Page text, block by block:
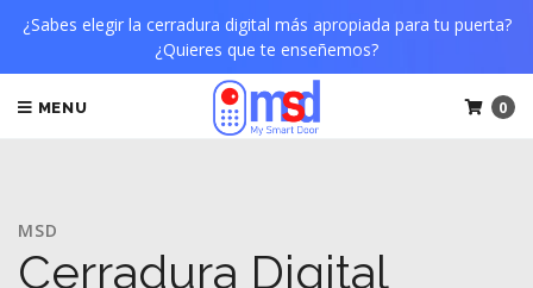
¿Sabes elegir la cerradura digital más apropiada para tu puerta?
¿Quieres que te enseñemos?
MENU 0
MSD
Cerradura Digital